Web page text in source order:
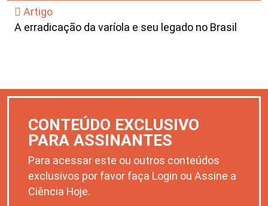
Artigo
A erradicação da varíola e seu legado no Brasil
CONTEÚDO EXCLUSIVO
PARA ASSINANTES
Para acessar este ou outros conteúdos
exclusivos por favor faça Login ou Assine a
Ciência Hoje.